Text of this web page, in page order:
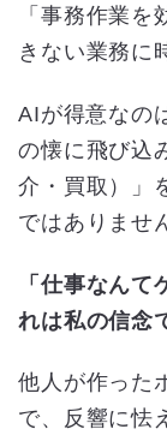
「事務作業
きない業務に
AIが得意なの
の懐に飛び込
介・買取）」
ではありませ
「仕事なん
れは私の信念
他人が作った
で、反響に怯